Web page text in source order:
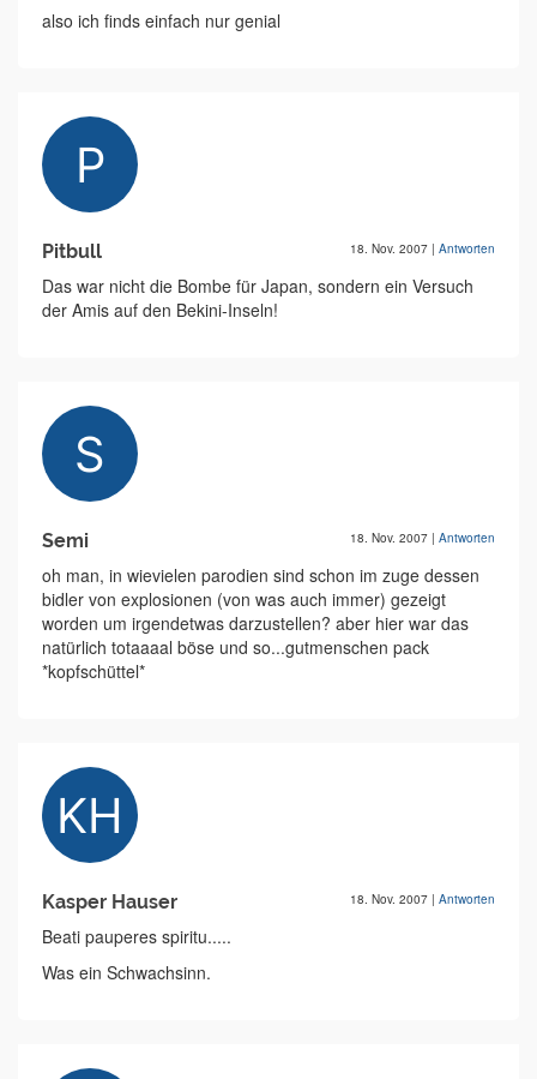
also ich finds einfach nur genial
Pitbull 18. Nov. 2007 | Antworten
Das war nicht die Bombe für Japan, sondern ein Versuch
der Amis auf den Bekini-Inseln!
Semi 18. Nov. 2007 | Antworten
oh man, in wievielen parodien sind schon im zuge dessen
bidler von explosionen (von was auch immer) gezeigt
worden um irgendetwas darzustellen? aber hier war das
natürlich totaaaal böse und so...gutmenschen pack
*kopfschüttel*
Kasper Hauser 18. Nov. 2007 | Antworten
Beati pauperes spiritu.....
Was ein Schwachsinn.